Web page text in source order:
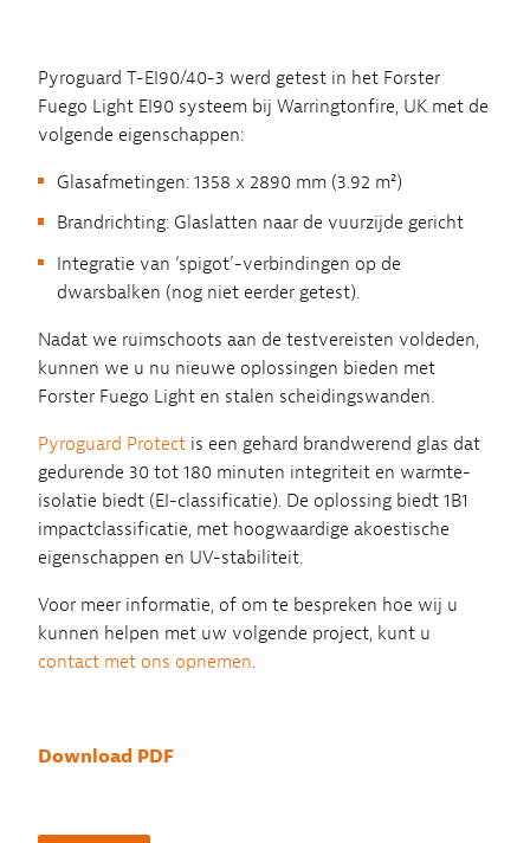
Pyroguard T-EI90/40-3 werd getest in het Forster
Fuego Light EI90 systeem bij Warringtonfire, UK met de
volgende eigenschappen:
Glasafmetingen: 1358 x 2890 mm (3.92 m²)
Brandrichting: Glaslatten naar de vuurzijde gericht
Integratie van ‘spigot’-verbindingen op de
dwarsbalken (nog niet eerder getest).
Nadat we ruimschoots aan de testvereisten voldeden,
kunnen we u nu nieuwe oplossingen bieden met
Forster Fuego Light en stalen scheidingswanden.
Pyroguard Protect is een gehard brandwerend glas dat
gedurende 30 tot 180 minuten integriteit en warmte-
isolatie biedt (EI-classificatie). De oplossing biedt 1B1
impactclassificatie, met hoogwaardige akoestische
eigenschappen en UV-stabiliteit.
Voor meer informatie, of om te bespreken hoe wij u
kunnen helpen met uw volgende project, kunt u
contact met ons opnemen.
Download PDF